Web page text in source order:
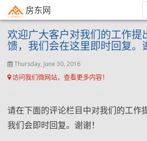
房东网
欢迎广大客户对我们的工作提
馈，我们会在这里即时回复。
Thursday, June 30, 2016
访问我们微网站，查看更多内容！
请在下面的评论栏目中对我们的工作
我们会即时回复。谢谢！